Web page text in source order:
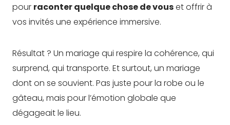
pour raconter quelque chose de vouset offrir à
vos invités une expérience immersive.
Résultat ? Un mariage qui respire la cohérence, qui
surprend, qui transporte. Et surtout, un mariage
dont on se souvient. Pas juste pour la robe ou le
gâteau, mais pour l’émotion globale que
dégageait le lieu.